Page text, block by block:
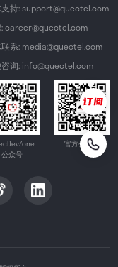
持: support@quectel.com
career@quectel.com
系: media@quectel.com
询: info@quectel.com
公众号
官方公众号